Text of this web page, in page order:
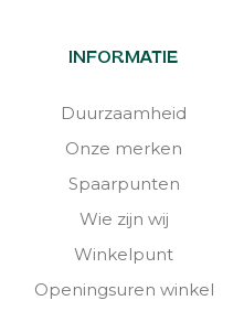
INFORMATIE
Duurzaamheid
Onze merken
Spaarpunten
Wie zijn wij
Winkelpunt
Openingsuren winkel